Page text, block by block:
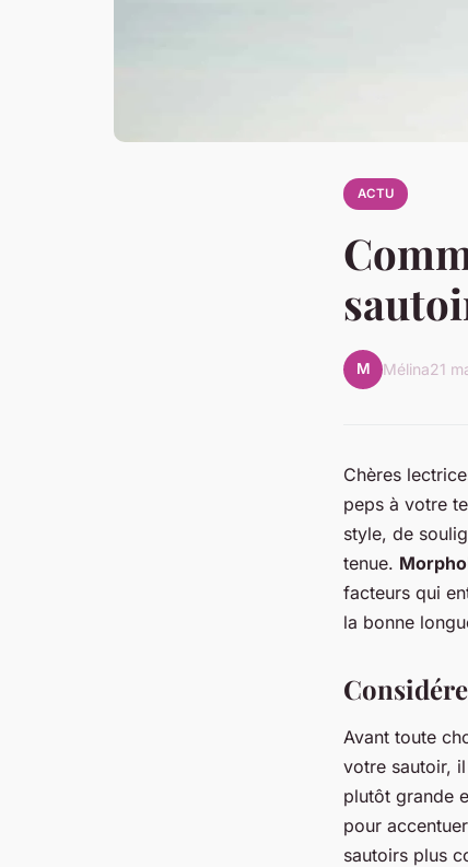
ACTU
M Mélina21
Chères
peps à votre
style, de
tenue.
facteurs qui
la bonne
Avant toute
votre sautoir,
plutôt grande
pour
sautoirs plus